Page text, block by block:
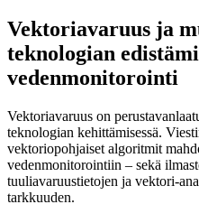
Vektoriavaruus ja
teknologian
vedenmonitorointi
Vektoriavaruus on
teknologian kehittämisessä.
vektoriopohjaiset algoritmit
vedenmonitorointiin – sekä
tuuliavaruustietojen ja vektori-
tarkkuuden.